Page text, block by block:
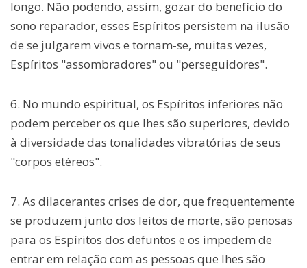
longo. Não podendo, assim, gozar do benefício do
sono reparador, esses Espíritos persistem na ilusão
de se julgarem vivos e tornam-se, muitas vezes,
Espíritos "assombradores" ou "perseguidores".
6. No mundo espiritual, os Espíritos inferiores não
podem perceber os que lhes são superiores, devido
à diversidade das tonalidades vibratórias de seus
"corpos etéreos".
7. As dilacerantes crises de dor, que frequentemente
se produzem junto dos leitos de morte, são penosas
para os Espíritos dos defuntos e os impedem de
entrar em relação com as pessoas que lhes são